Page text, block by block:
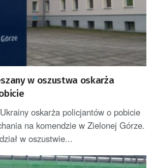
w oszustwa oskarża
oskarża policjantów o pobicie
na komendzie w Zielonej Górze.
w oszustwie...